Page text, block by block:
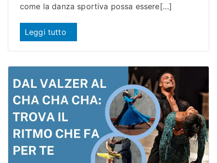
come la danza sportiva possa essere[…]
Leggi tutto